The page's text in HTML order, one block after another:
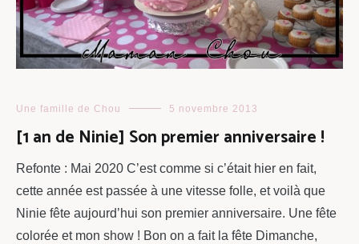
Une famille de Chou 5 novembre 2013
[1 an de Ninie] Son premier anniversaire !
Refonte : Mai 2020 C’est comme si c’était hier en fait,
cette année est passée à une vitesse folle, et voilà que
Ninie fête aujourd’hui son premier anniversaire. Une fête
colorée et mon show ! Bon on a fait la fête Dimanche,